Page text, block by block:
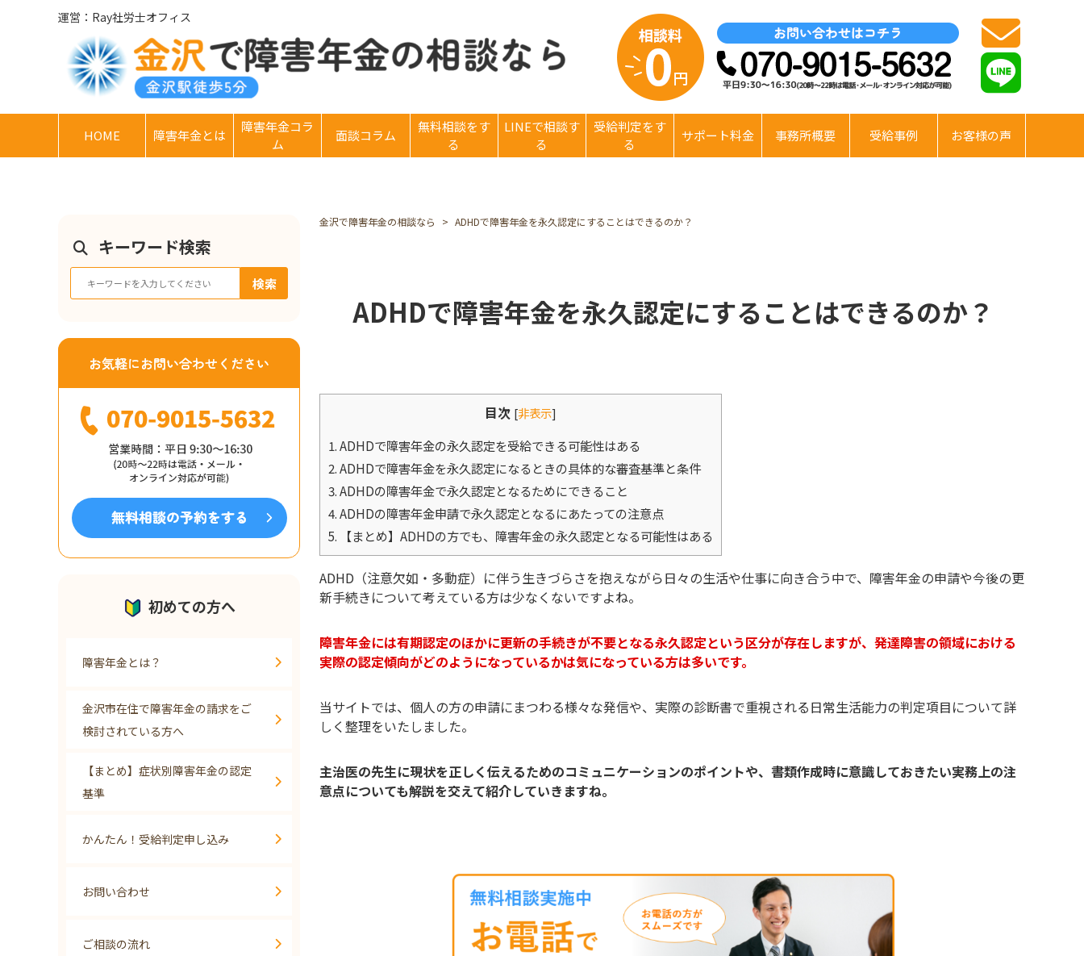
運営：Ray社労士オフィス
HOME 障害年金とは
障害年金コラ
ム
面談コラム
無料相談をす
る
LINEで相談す
る
受給判定をす
る
サポート料金 事務所概要 受給事例 お客様の声
金沢で障害年金の相談なら ADHDで障害年金を永久認定にすることはできるのか？
ADHDで障害年金を永久認定にすることはできるのか？
目次 [非表示]
1.ADHDで障害年金の永久認定を受給できる可能性はある
2.ADHDで障害年金を永久認定になるときの具体的な審査基準と条件
3.ADHDの障害年金で永久認定となるためにできること
4.ADHDの障害年金申請で永久認定となるにあたっての注意点
5. 【まとめ】ADHDの方でも、障害年金の永久認定となる可能性はある
ADHD（注意欠如・多動症）に伴う生きづらさを抱えながら日々の生活や仕事に向き合う中で、障害年金の申請や今後の更
新手続きについて考えている方は少なくないですよね。
障害年金には有期認定のほかに更新の手続きが不要となる永久認定という区分が存在しますが、発達障害の領域における
実際の認定傾向がどのようになっているかは気になっている方は多いです。
当サイトでは、個人の方の申請にまつわる様々な発信や、実際の診断書で重視される日常生活能力の判定項目について詳
しく整理をいたしました。
主治医の先生に現状を正しく伝えるためのコミュニケーションのポイントや、書類作成時に意識しておきたい実務上の注
意点についても解説を交えて紹介していきますね。
キーワード検索
検索
初めての方へ
障害年金とは？
金沢市在住で障害年金の請求をご
検討されている方へ
【まとめ】症状別障害年金の認定
基準
かんたん！受給判定申し込み
お問い合わせ
ご相談の流れ